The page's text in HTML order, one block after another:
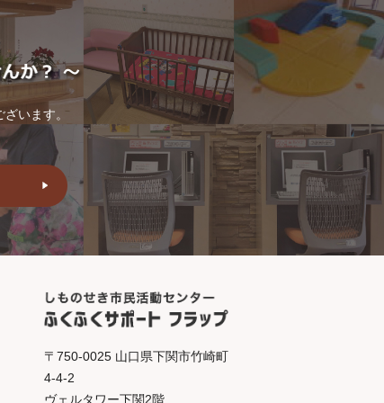
ざいます。
〒750-0025 山口県下関市竹崎町
4-4-2
ヴェルタワー下関2階